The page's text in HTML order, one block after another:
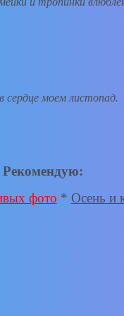
сердце моем листопад.
Рекомендую:
фото * Осень и